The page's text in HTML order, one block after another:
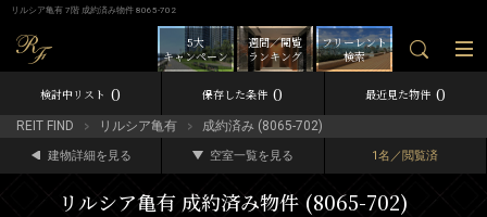
リルシア亀有 7階 成約済み物件 8065-702
フリーレント
検索
週間／閲覧
ランキング
5大
キャンペーン
検討中リスト 0 保存した条件 0 最近見た物件 0
REIT FIND リルシア亀有 成約済み (8065-702)
建物詳細を見る 空室一覧を見る 1名／閲覧済
リルシア亀有 成約済み物件 (8065-702)